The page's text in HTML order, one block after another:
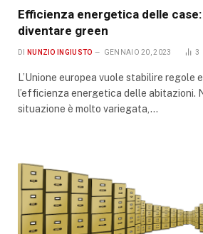
Efficienza energetica delle case:
diventare green
DI NUNZIO INGIUSTO GENNAIO 20, 2023 3
L’Unione europea vuole stabilire regole
l’efficienza energetica delle abitazioni.
situazione è molto variegata,…